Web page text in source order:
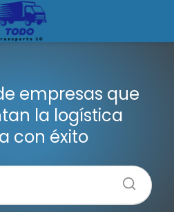
empresas que
la logística
con éxito